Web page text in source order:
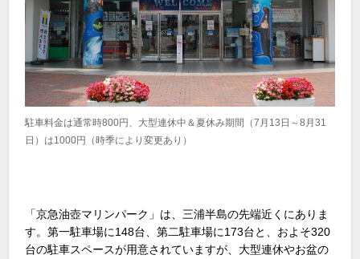
駐車料金は通常時800円、大型連休中＆夏休み期間（7月13日～8月31
日）は1000円（時季により変更あり）
「京急油壺マリンパーク」は、三浦半島の先端近くにありま
す。第一駐車場に148台、第二駐車場に173台と、およそ320
台の駐車スペースが用意されていますが、大型連休やお盆の